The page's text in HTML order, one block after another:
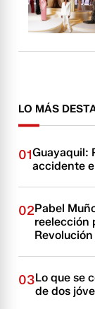
LO MÁS
01Guayaquil:
accidente
02Pabel
reelección
03Lo que se
de dos